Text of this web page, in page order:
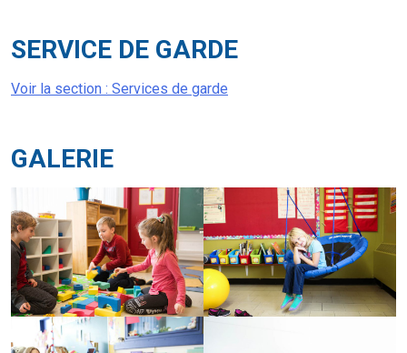
SERVICE DE GARDE
Voir la section : Services de garde
GALERIE